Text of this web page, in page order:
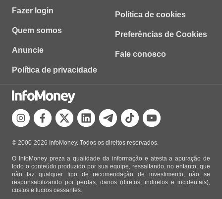
Fazer login
Quem somos
Anuncie
Política de privacidade
Política de cookies
Preferências de Cookies
Fale conosco
© 2000-2026 InfoMoney. Todos os direitos reservados.
O InfoMoney preza a qualidade da informação e atesta a apuração de
todo o conteúdo produzido por sua equipe, ressaltando, no entanto, que
não faz qualquer tipo de recomendação de investimento, não se
responsabilizando por perdas, danos (diretos, indiretos e incidentais),
custos e lucros cessantes.